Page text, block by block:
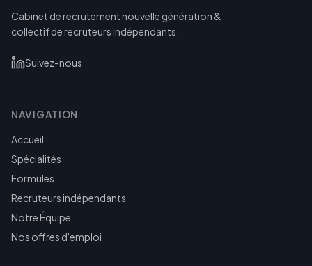
Cabinet de recrutement nouvelle génération &
collectif de recruteurs indépendants.
Suivez-nous
NAVIGATION
Accueil
Spécialités
Formules
Recruteurs indépendants
Notre Équipe
Nos offres d'emploi